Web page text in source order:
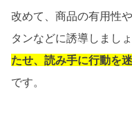
改めて、商品の有用性
タンなどに誘導しましょ
たせ、読み手に行動を
です。